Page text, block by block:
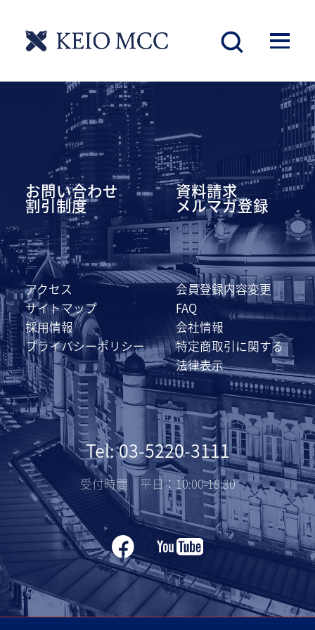
お問い合わせ 資料請求
割引制度 メルマガ登録
アクセス
会員登録内容変更
サイトマップ
FAQ
採用情報
会社情報
プライバシーポリシー
特定商取引に関する
法律表示
Tel: 03-5220-3111
受付時間 平日：10:00-18:30